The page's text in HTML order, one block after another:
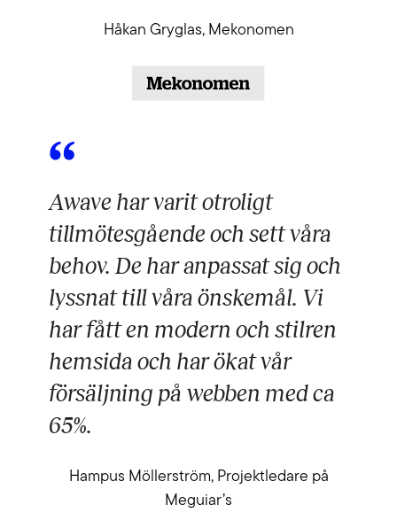
Håkan Gryglas, Mekonomen
Awave har varit otroligt
tillmötesgående och sett våra
behov. De har anpassat sig och
lyssnat till våra önskemål. Vi
har fått en modern och stilren
hemsida och har ökat vår
försäljning på webben med ca
65%.
Hampus Möllerström, Projektledare på
Meguiar’s